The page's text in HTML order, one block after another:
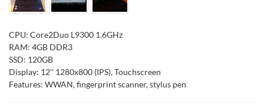
CPU: Core2Duo L9300 1.6GHz
RAM: 4GB DDR3
SSD: 120GB
Display: 12'' 1280x800 (IPS), Touchscreen
Features: WWAN, fingerprint scanner, stylus pen